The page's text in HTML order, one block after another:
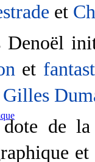
et
Denoël
et
Gilles
dote de